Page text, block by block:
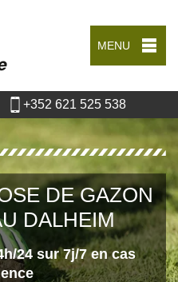
MENU
+352 621 525 538
DE GAZON
DALHEIM
24 sur 7j/7 en cas